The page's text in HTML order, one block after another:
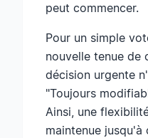
peut commencer.
Pour un simple
nouvelle tenue de
décision urgente
"Toujours
Ainsi, une
maintenue